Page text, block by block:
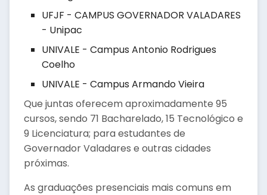
UFJF - CAMPUS GOVERNADOR VALADARES
- Unipac
UNIVALE - Campus Antonio Rodrigues
Coelho
UNIVALE - Campus Armando Vieira
Que juntas oferecem aproximadamente 95
cursos, sendo 71 Bacharelado, 15 Tecnológico e
9 Licenciatura; para estudantes de
Governador Valadares e outras cidades
próximas.
As graduações presenciais mais comuns em